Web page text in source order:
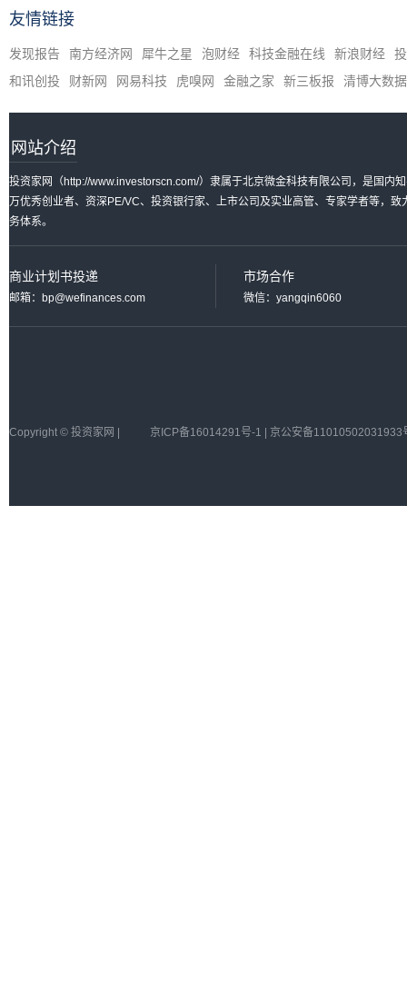
友情链接
发现报告 南方经济网 犀牛之星 泡财经 科技金融在线 新浪财经
和讯创投
财新网 网易科技 虎嗅网 金融之家 新三板报 清博大数据
网站介绍
投资家网（http://www.investorscn.com/）隶属于北京微金科技有限公司，是国内
万优秀创业者、资深PE/VC、投资银行家、上市公司及实业高管、专家学者等，
务体系。
商业计划书投递
邮箱：bp@wefinances.com
市场合作
微信：yangqin6060
Copyright © 投资家网 | 京ICP备16014291号-1 | 京公安备11010502031933